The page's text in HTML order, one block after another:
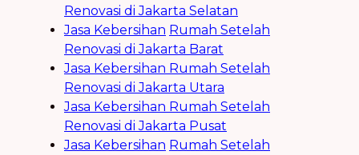
Renovasi di Jakarta Selatan
Jasa Kebersihan Rumah Setelah
Renovasi di Jakarta Barat
Jasa Kebersihan Rumah Setelah
Renovasi di Jakarta Utara
Jasa Kebersihan Rumah Setelah
Renovasi di Jakarta Pusat
Jasa Kebersihan Rumah Setelah